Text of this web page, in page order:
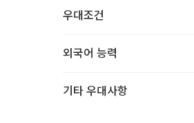
우대조건
외국어 능력
기타 우대사항